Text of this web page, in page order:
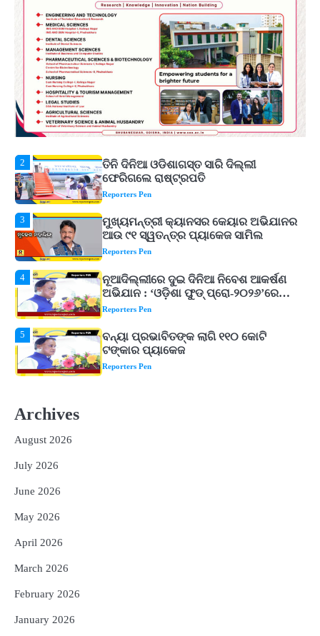
ଟଙ୍କାର ପ୍ୟାକେଜ
Reporters Pen
ଆସାମରେ ଭୟଙ୍କର ବନ୍ୟା ମୃତ୍ୟୁ ସଂଖ୍ୟା
୮୯କୁ ବୃଦ୍ଧି
ତିନି ଦିନିଆ ଓଡିଶାଗସ୍ତ ସାରି ଦିଲ୍ଲୀ
ଫେରିଗଲେ ରାଷ୍ଟ୍ରପତି
Reporters Pen
3
ମୁଖ୍ୟମନ୍ତ୍ରୀ କ୍ୟାନସର କେୟାର ଅଭିଯାନର
ଆଉ ୯୧ ସ୍ୱତନ୍ତ୍ର ପ୍ୟାକେଜ ସାମିଲ
Reporters Pen
4
ନୂଆଦିଲ୍ଲୀରେ ଦୁଇ ଦିନିଆ ନିବେଶ ଆକର୍ଷଣ
ଅଭିଯାନ : ‘ଓଡ଼ିଶା ଫୁଡ୍ ପ୍ରୋ-୨୦୨୬’ରେ
ଖାଦ୍ୟ ପ୍ରକ୍ରିୟାକରଣ କ୍ଷେତ୍ରକୁ ମିଳିବ
ଗୁରୁତ୍ୱ
Reporters Pen
5
ବନ୍ୟା ପ୍ରଭାବିତଙ୍କ ଲାଗି ୧୧୦ କୋଟି
ଟଙ୍କାର ପ୍ୟାକେଜ
Reporters Pen
1
ଆସାମରେ ଭୟଙ୍କର ବନ୍ୟା ମୃତ୍ୟୁ ସଂଖ୍ୟା
୮୯କୁ ବୃଦ୍ଧି
Reporters Pen
5
Archives
August 2026
July 2026
June 2026
May 2026
April 2026
March 2026
February 2026
January 2026